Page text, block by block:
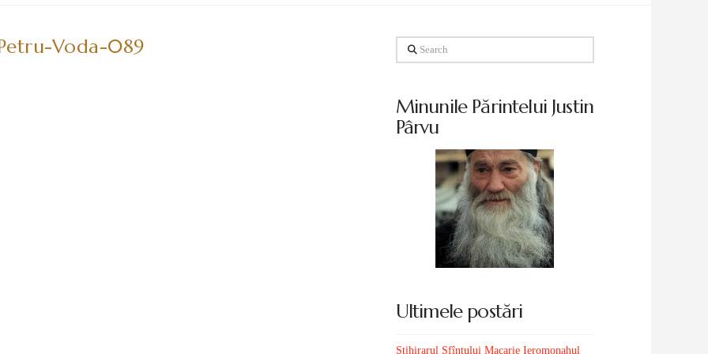
Voda-089 Search
Minunile Părintelui Justin
Pârvu
Ultimele postări
Stihirarul Sfîntului Macarie Ieromonahul